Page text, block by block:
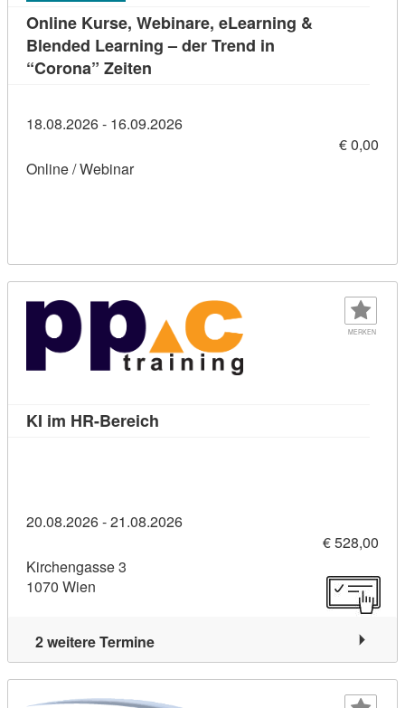
Online Kurse, Webinare, eLearning &
Blended Learning – der Trend in
“Corona” Zeiten
18.08.2026 - 16.09.2026
€ 0,00
Online / Webinar
MERKEN
KI im HR-Bereich
20.08.2026 - 21.08.2026
€ 528,00
Kirchengasse 3
1070 Wien
2 weitere Termine